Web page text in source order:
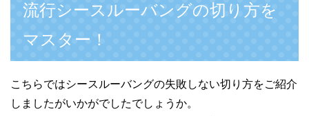
流行シースルーバングの切り方を
マスター！
こちらではシースルーバングの失敗しない切り方をご紹介
しましたがいかがでしたでしょうか。